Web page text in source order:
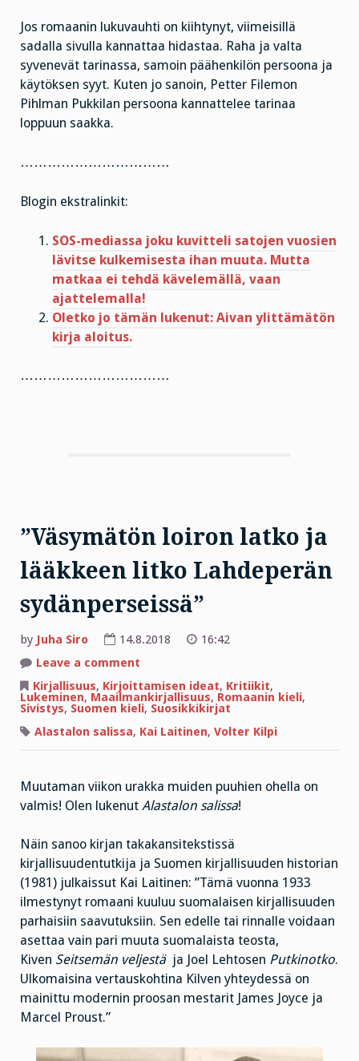
Jos romaanin lukuvauhti on kiihtynyt, viimeisillä
sadalla sivulla kannattaa hidastaa. Raha ja valta
syvenevät tarinassa, samoin päähenkilön persoona ja
käytöksen syyt. Kuten jo sanoin, Petter Filemon
Pihlman Pukkilan persoona kannattelee tarinaa
loppuun saakka.
……………………………
Blogin ekstralinkit:
SOS-mediassa joku kuvitteli satojen vuosien
lävitse kulkemisesta ihan muuta. Mutta
matkaa ei tehdä kävelemällä, vaan
ajattelemalla!
Oletko jo tämän lukenut: Aivan ylittämätön
kirja aloitus.
……………………………
”Väsymätön loiron latko ja
lääkkeen litko Lahdeperän
sydänperseissä”
by Juha Siro 14.8.2018
16:42
Leave a comment
loiron
latko
ja
lääkkeen
litko
Lahdeperän
Kirjallisuus, Kirjoittamisen ideat, Kritiikit,
Lukeminen, Maailmankirjallisuus, Romaanin kieli,
Sivistys, Suomen kieli, Suosikkikirjat
Alastalon salissa, Kai Laitinen, Volter Kilpi
Muutaman viikon urakka muiden puuhien ohella on
valmis! Olen lukenut Alastalon salissa!
Näin sanoo kirjan takakansitekstissä
kirjallisuudentutkija ja Suomen kirjallisuuden historian
(1981) julkaissut Kai Laitinen: ”Tämä vuonna 1933
ilmestynyt romaani kuuluu suomalaisen kirjallisuuden
parhaisiin saavutuksiin. Sen edelle tai rinnalle voidaan
asettaa vain pari muuta suomalaista teosta,
Kiven Seitsemän veljestä ja Joel Lehtosen Putkinotko.
Ulkomaisina vertauskohtina Kilven yhteydessä on
mainittu modernin proosan mestarit James Joyce ja
Marcel Proust.”